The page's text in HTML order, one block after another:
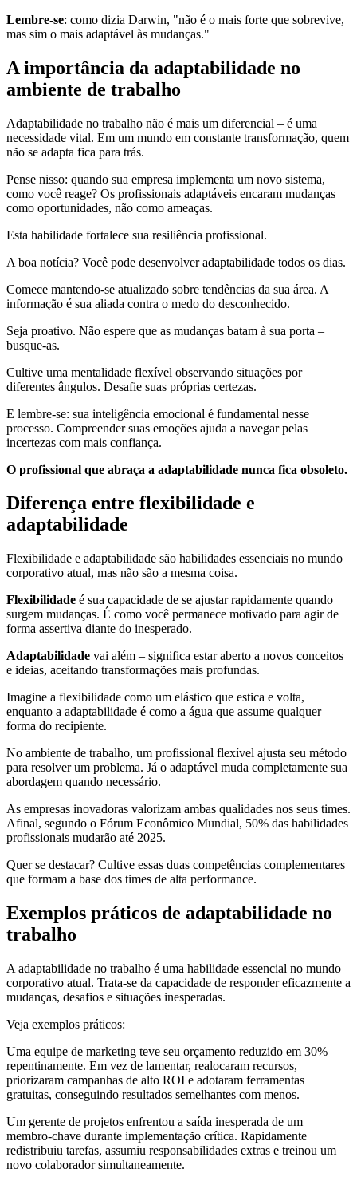
Lembre-se: como dizia Darwin, "não é o mais forte que sobrevive,
mas sim o mais adaptável às mudanças."
A importância da adaptabilidade no
ambiente de trabalho
Adaptabilidade no trabalho não é mais um diferencial – é uma
necessidade vital. Em um mundo em constante transformação, quem
não se adapta fica para trás.
Pense nisso: quando sua empresa implementa um novo sistema,
como você reage? Os profissionais adaptáveis encaram mudanças
como oportunidades, não como ameaças.
Esta habilidade fortalece sua resiliência profissional.
A boa notícia? Você pode desenvolver adaptabilidade todos os dias.
Comece mantendo-se atualizado sobre tendências da sua área. A
informação é sua aliada contra o medo do desconhecido.
Seja proativo. Não espere que as mudanças batam à sua porta –
busque-as.
Cultive uma mentalidade flexível observando situações por
diferentes ângulos. Desafie suas próprias certezas.
E lembre-se: sua inteligência emocional é fundamental nesse
processo. Compreender suas emoções ajuda a navegar pelas
incertezas com mais confiança.
O profissional que abraça a adaptabilidade nunca fica obsoleto.
Diferença entre flexibilidade e
adaptabilidade
Flexibilidade e adaptabilidade são habilidades essenciais no mundo
corporativo atual, mas não são a mesma coisa.
Flexibilidade é sua capacidade de se ajustar rapidamente quando
surgem mudanças. É como você permanece motivado para agir de
forma assertiva diante do inesperado.
Adaptabilidade vai além – significa estar aberto a novos conceitos
e ideias, aceitando transformações mais profundas.
Imagine a flexibilidade como um elástico que estica e volta,
enquanto a adaptabilidade é como a água que assume qualquer
forma do recipiente.
No ambiente de trabalho, um profissional flexível ajusta seu método
para resolver um problema. Já o adaptável muda completamente sua
abordagem quando necessário.
As empresas inovadoras valorizam ambas qualidades nos seus times.
Afinal, segundo o Fórum Econômico Mundial, 50% das habilidades
profissionais mudarão até 2025.
Quer se destacar? Cultive essas duas competências complementares
que formam a base dos times de alta performance.
Exemplos práticos de adaptabilidade no
trabalho
A adaptabilidade no trabalho é uma habilidade essencial no mundo
corporativo atual. Trata-se da capacidade de responder eficazmente a
mudanças, desafios e situações inesperadas.
Veja exemplos práticos:
Uma equipe de marketing teve seu orçamento reduzido em 30%
repentinamente. Em vez de lamentar, realocaram recursos,
priorizaram campanhas de alto ROI e adotaram ferramentas
gratuitas, conseguindo resultados semelhantes com menos.
Um gerente de projetos enfrentou a saída inesperada de um
membro-chave durante implementação crítica. Rapidamente
redistribuiu tarefas, assumiu responsabilidades extras e treinou um
novo colaborador simultaneamente.